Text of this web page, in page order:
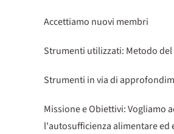
Accettiamo nuovi membri
Strumenti utilizzati: Metodo
Strumenti in via di
Missione e Obiettivi: Vogliamo
l'autosufficienza alimentare ed